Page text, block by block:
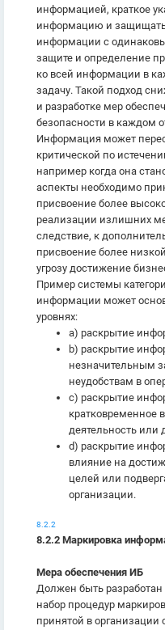
информацией, краткое
информацию и защищать
информации с
защите и определение
ко всей информации в
задачу. Такой подход
и разработке мер
безопасности в каждом
Информация может
критической по
например когда она
аспекты необходимо
присвоение более
реализации излишних
следствие, к
присвоение более
угрозу достижение
Пример системы
информации может
уровнях:
a) раскрытие
b) раскрытие
незначительным
неудобствам в
c) раскрытие
кратковременное
деятельность или
d) раскрытие
влияние на
целей или
организации.
8.2.2
8.2.2 Маркировка
Мера обеспечения ИБ
Должен быть
набор процедур
принятой в организации